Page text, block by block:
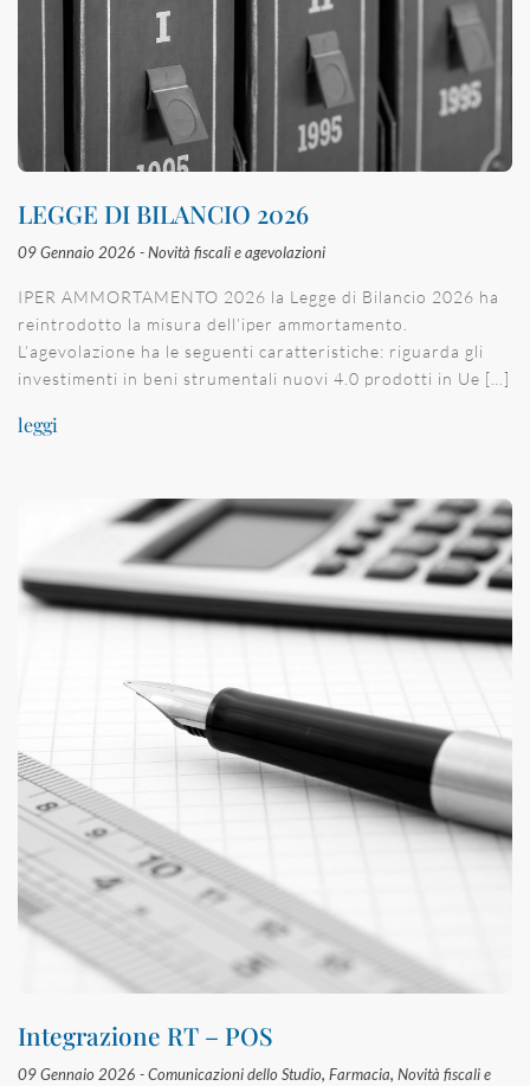
LEGGE DI BILANCIO 2026
09 Gennaio 2026 -Novità fiscali e agevolazioni
IPER AMMORTAMENTO 2026 la Legge di Bilancio 2026 ha
reintrodotto la misura dell’iper ammortamento.
L’agevolazione ha le seguenti caratteristiche: riguarda gli
investimenti in beni strumentali nuovi 4.0 prodotti in Ue […]
leggi
Integrazione RT – POS
09 Gennaio 2026 -Comunicazioni dello Studio, Farmacia, Novità fiscali e